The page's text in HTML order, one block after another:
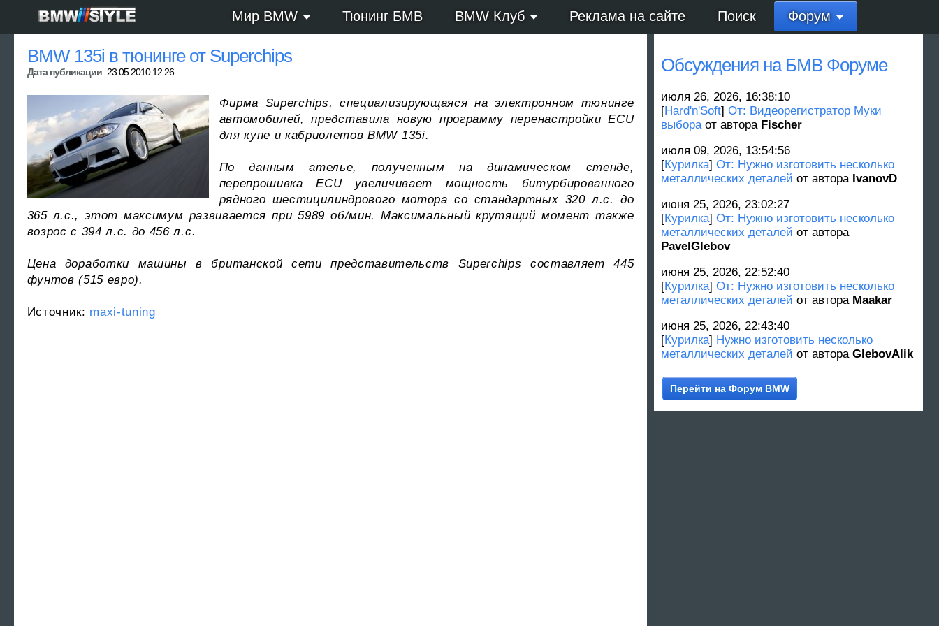
Мир BMW Тюнинг БМВ BMW Клуб Реклама на сайте Поиск Форум
BMW 135i в тюнинге от Superchips
Дата публикации 23.05.2010 12:26
Фирма Superchips, специализирующаяся на электронном тюнинге
автомобилей, представила новую программу перенастройки ECU
для купе и кабриолетов BMW 135i.
По данным ателье, полученным на динамическом стенде,
перепрошивка ECU увеличивает мощность битурбированного
рядного шестицилиндрового мотора со стандартных 320 л.с. до
365 л.с., этот максимум развивается при 5989 об/мин. Максимальный крутящий момент также
возрос с 394 л.с. до 456 л.с.
Цена доработки машины в британской сети представительств Superchips составляет 445
фунтов (515 евро).
Источник: maxi-tuning
Обсуждения на БМВ Форуме
июля 26, 2026, 16:38:10
[Hard'n'Soft] От: Видеорегистратор Муки
выбораот автора Fischer
июля 09, 2026, 13:54:56
[Курилка] От: Нужно изготовить несколько
металлических деталей от автора IvanovD
июня 25, 2026, 23:02:27
[Курилка] От: Нужно изготовить несколько
металлических деталей от автора
PavelGlebov
июня 25, 2026, 22:52:40
[Курилка] От: Нужно изготовить несколько
металлических деталей от автора Maakar
июня 25, 2026, 22:43:40
[Курилка] Нужно изготовить несколько
металлических деталей от автора GlebovAlik
Перейти на Форум BMW